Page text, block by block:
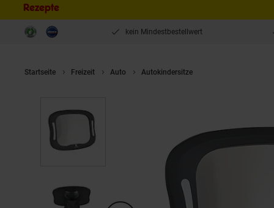
Rezepte
kein Mindestbestellwert
Startseite Freizeit Auto Autokindersitze